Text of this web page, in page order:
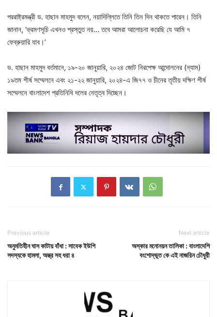
পররাষ্ট্রমন্ত্রী ড. হাছান মাহমুদ বলেন, নয়াদিল্লিতে তিনি তিন দিন থাকতে পারেন। তিনি
জানান, ‘ভ্রমণসূচি এখনও প্রস্তুত নয়… তবে আমরা আলোচনা করেছি যে আমি ৭
ফেব্রুয়ারি যাব।’
ড. হাছান মাহমুদ বর্তমানে, ১৯-২০ জানুয়ারি, ২০২৪ জোট নিরপেক্ষ আন্দোলনের (ন্যাম)
১৯তম শীর্ষ সম্মেলনে এবং ২১-২২ জানুয়ারি, ২০২৪-এ জি৭৭ ও চীনের তৃতীয় দক্ষিণ শীর্ষ
সম্মেলনে বাংলাদেশ প্রতিনিধি দলের নেতৃত্ব দিচ্ছেন।
Previous article
অনুমতিহীন ঘাস কাটায় বাঁধা : সাবেক ইউপি
সদস্যকে হামলা, অস্ত্র সহ ধরা ৪
Next article
অস্কার মনোনয়ন তালিকা : বাংলাদেশি
বংশোদ্ভূত কে এই নাজরিন চৌধুরী